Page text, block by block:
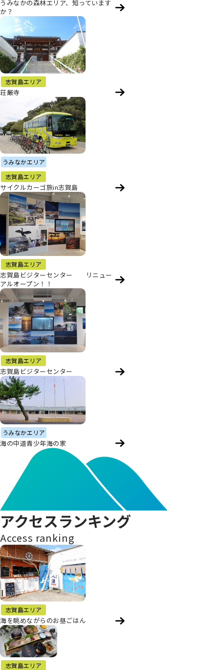
うみなかの森林エリア、知っています
か？
志賀島エリア
荘厳寺
うみなかエリア
志賀島エリア
サイクルカーゴ旅in志賀島
志賀島エリア
志賀島ビジターセンター リニュー
アルオープン！！
志賀島エリア
志賀島ビジターセンター
うみなかエリア
海の中道青少年海の家
アクセスランキング
Access ranking
志賀島エリア
海を眺めながらのお昼ごはん
志賀島エリア